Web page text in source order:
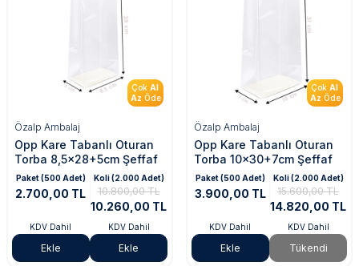
Çok Al
Az Öde
Özalp Ambalaj
Opp Kare Tabanlı Oturan
Torba 8,5x28+5cm Şeffaf
Paket (500 Adet)
2.700,00 TL
KDV Dahil
Ekle
Koli (2.000 Adet)
10.800,00 TL
10.260,00 TL
KDV Dahil
Ekle
Çok Al
Az Öde
Özalp Ambalaj
Opp Kare Tabanlı Oturan
Torba 10x30+7cm Şeffaf
Paket (500 Adet)
3.900,00 TL
KDV Dahil
Ekle
Koli (2.000 Adet)
15.600,00 TL
14.820,00 TL
KDV Dahil
Tükendi